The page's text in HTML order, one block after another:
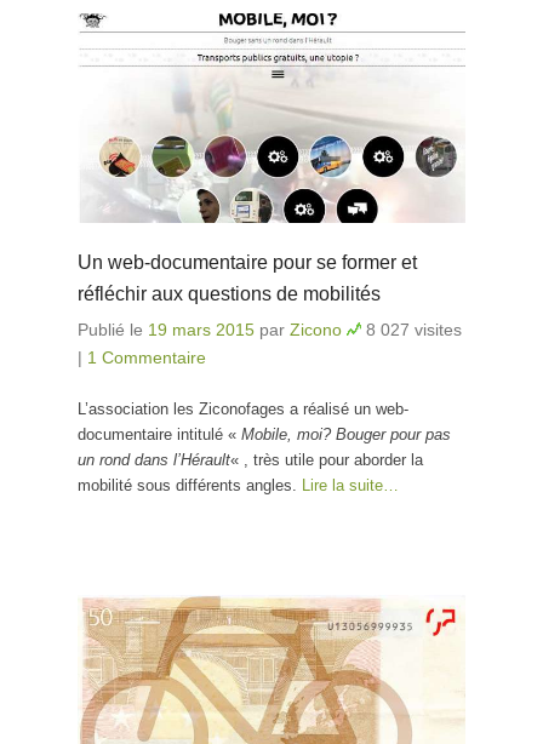
Un web-documentaire pour se former et
réfléchir aux questions de mobilités
Publié le 19 mars 2015 par Zicono
8 027 visites
| 1 Commentaire
L’association les Ziconofages a réalisé un web-
documentaire intitulé « Mobile, moi? Bouger pour pas
un rond dans l’Hérault« , très utile pour aborder la
mobilité sous différents angles. Lire la suite…